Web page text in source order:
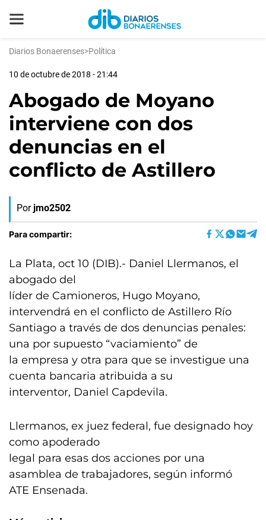
Diarios Bonaerenses>Política
10 de octubre de 2018 - 21:44
Abogado de Moyano
interviene con dos
denuncias en el
conflicto de Astillero
Por jmo2502
Para compartir:
La Plata, oct 10 (DIB).- Daniel Llermanos, el
abogado del
líder de Camioneros, Hugo Moyano,
intervendrá en el conflicto de Astillero Río
Santiago a través de dos denuncias penales:
una por supuesto “vaciamiento” de
la empresa y otra para que se investigue una
cuenta bancaria atribuida a su
interventor, Daniel Capdevila.
Llermanos, ex juez federal, fue designado hoy
como apoderado
legal para esas dos acciones por una
asamblea de trabajadores, según informó
ATE Ensenada.